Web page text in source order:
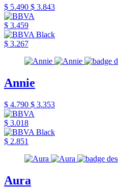
$ 5.490 $ 3.843
$ 3.459
$ 3.267
Annie
$ 4.790 $ 3.353
$ 3.018
$ 2.851
Aura